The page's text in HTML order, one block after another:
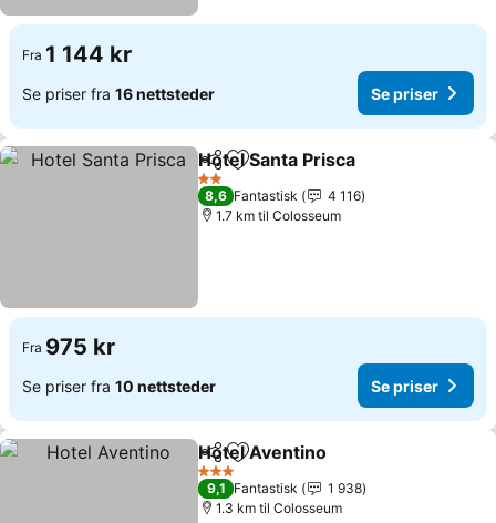
Fra 1 144 kr
Se priser fra 16 nettsteder Se priser
Del Legg til i favoritter
Hotel Santa Prisca
2 Stjerner
8,6 Fantastisk
4 116
1.7 km til Colosseum
Fra 975 kr
Se priser fra 10 nettsteder Se priser
Del Legg til i favoritter
Hotel Aventino
3 Stjerner
9,1 Fantastisk
1 938
1.3 km til Colosseum